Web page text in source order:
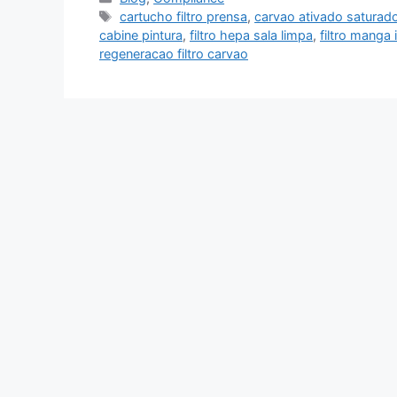
cartucho filtro prensa,carvao ativado
cabine pintura, filtro hepa sala limpa, filtro manga
regeneracao filtro carvao